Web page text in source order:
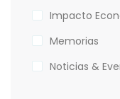
Impacto
Memorias
Noticias &